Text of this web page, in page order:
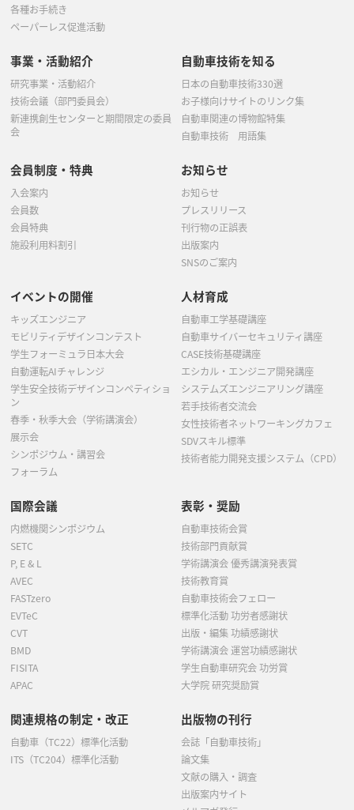
各種お手続き
ペーパーレス促進活動
事業・活動紹介
研究事業・活動紹介
技術会議（部門委員会）
新連携創生センターと期間限定の委員
会
自動車技術を知る
日本の自動車技術330選
お子様向けサイトのリンク集
自動車関連の博物館特集
自動車技術 用語集
会員制度・特典
入会案内
会員数
会員特典
施設利用料割引
お知らせ
お知らせ
プレスリリース
刊行物の正誤表
出版案内
SNSのご案内
イベントの開催
キッズエンジニア
モビリティデザインコンテスト
学生フォーミュラ日本大会
自動運転AIチャレンジ
学生安全技術デザインコンペティショ
ン
春季・秋季大会（学術講演会）
展示会
シンポジウム・講習会
フォーラム
人材育成
自動車工学基礎講座
自動車サイバーセキュリティ講座
CASE技術基礎講座
エシカル・エンジニア開発講座
システムズエンジニアリング講座
若手技術者交流会
女性技術者ネットワーキングカフェ
SDVスキル標準
技術者能力開発支援システム（CPD）
国際会議
内燃機関シンポジウム
SETC
P, E & L
AVEC
FASTzero
EVTeC
CVT
BMD
FISITA
APAC
表彰・奨励
自動車技術会賞
技術部門貢献賞
学術講演会 優秀講演発表賞
技術教育賞
自動車技術会フェロー
標準化活動 功労者感謝状
出版・編集 功績感謝状
学術講演会 運営功績感謝状
学生自動車研究会 功労賞
大学院 研究奨励賞
関連規格の制定・改正
自動車（TC22）標準化活動
ITS（TC204）標準化活動
出版物の刊行
会誌「自動車技術」
論文集
文献の購入・調査
出版案内サイト